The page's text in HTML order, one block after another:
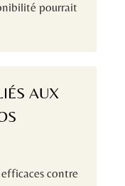
pourrait
AUX
contre